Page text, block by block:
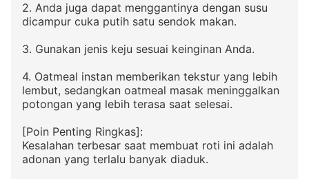
2. Anda juga dapat menggantinya dengan susu
dicampur cuka putih satu sendok makan.
3. Gunakan jenis keju sesuai keinginan Anda.
4. Oatmeal instan memberikan tekstur yang lebih
lembut, sedangkan oatmeal masak meninggalkan
potongan yang lebih terasa saat selesai.
[Poin Penting Ringkas]:
Kesalahan terbesar saat membuat roti ini adalah
adonan yang terlalu banyak diaduk.